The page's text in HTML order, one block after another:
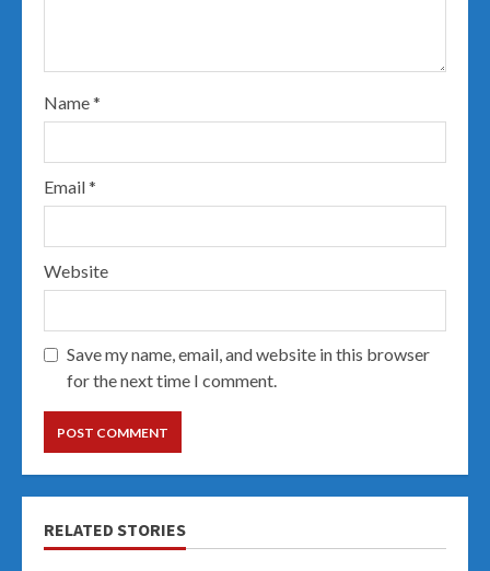
Name*
Email*
Website
Save my name, email, and website in this browser
for the next time I comment.
RELATED STORIES